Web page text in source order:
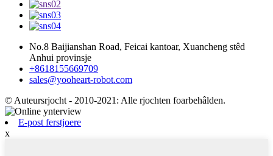
No.8 Baijianshan Road, Feicai kantoar, Xuancheng stêd
Anhui provinsje
+8618155669709
sales@yooheart-robot.com
© Auteursrjocht - 2010-2021: Alle rjochten foarbehâlden.
E-post ferstjoere
x